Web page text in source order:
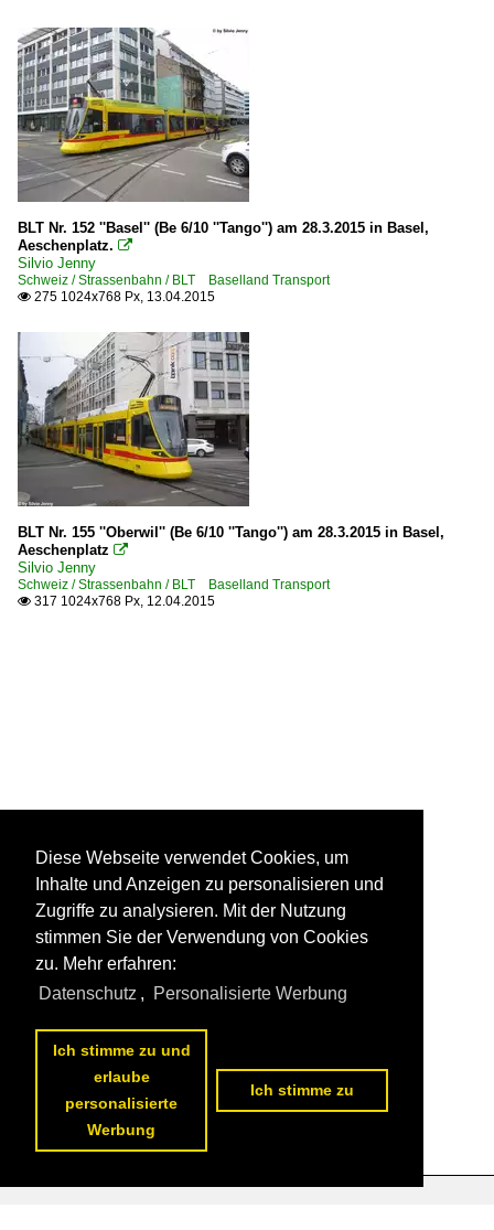
BLT Nr. 152 ''Basel'' (Be 6/10 ''Tango'') am 28.3.2015 in Basel,
Aeschenplatz. 
Silvio Jenny
Schweiz / Strassenbahn / BLT Baselland Transport
 275 1024x768 Px, 13.04.2015
BLT Nr. 155 ''Oberwil'' (Be 6/10 ''Tango'') am 28.3.2015 in Basel,
Aeschenplatz 
Silvio Jenny
Schweiz / Strassenbahn / BLT Baselland Transport
 317 1024x768 Px, 12.04.2015
Diese Webseite verwendet Cookies, um
Inhalte und Anzeigen zu personalisieren und
Zugriffe zu analysieren. Mit der Nutzung
stimmen Sie der Verwendung von Cookies
zu. Mehr erfahren:
Datenschutz , Personalisierte Werbung
Ich stimme zu und
erlaube
personalisierte
Werbung
Ich stimme zu